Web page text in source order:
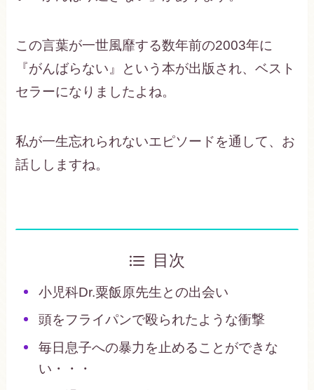
この言葉が一世風靡する数年前の2003年に
『がんばらない』という本が出版され、ベスト
セラーになりましたよね。
私が一生忘れられないエピソードを通して、お
話ししますね。
目次
小児科Dr.粟飯原先生との出会い
頭をフライパンで殴られたような衝撃
毎日息子への暴力を止めることができな
い・・・